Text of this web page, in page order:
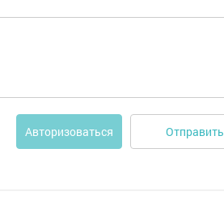
Авторизоваться Отправить